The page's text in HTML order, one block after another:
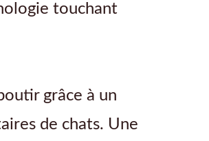
touchant
grâce à un
de chats. Une